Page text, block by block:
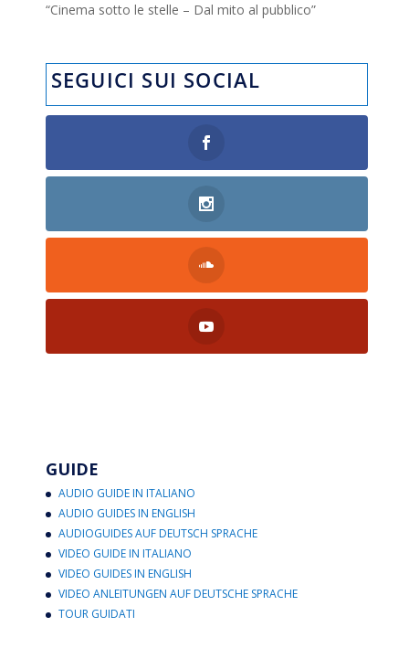
“Cinema sotto le stelle – Dal mito al pubblico”
SEGUICI SUI SOCIAL
GUIDE
AUDIO GUIDE IN ITALIANO
AUDIO GUIDES IN ENGLISH
AUDIOGUIDES AUF DEUTSCH SPRACHE
VIDEO GUIDE IN ITALIANO
VIDEO GUIDES IN ENGLISH
VIDEO ANLEITUNGEN AUF DEUTSCHE SPRACHE
TOUR GUIDATI